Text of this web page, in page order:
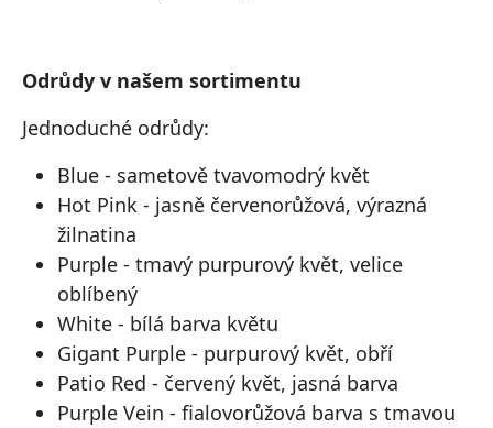
Odrůdy v našem sortimentu
Jednoduché odrůdy:
Blue - sametově tvavomodrý květ
Hot Pink - jasně červenorůžová, výrazná
žilnatina
Purple - tmavý purpurový květ, velice
oblíbený
White - bílá barva květu
Gigant Purple - purpurový květ, obří
Patio Red - červený květ, jasná barva
Purple Vein - fialovorůžová barva s tmavou